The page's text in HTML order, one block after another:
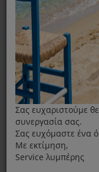
Moulinex Fresh
Σας ευχαριστούμε
συνεργασία σας.
Σας ευχόμαστε ένα
Με εκτίμηση,
Service λυμπέρης